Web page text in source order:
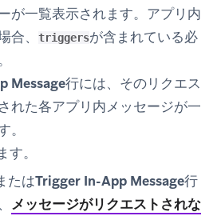
が一覧表示されます。アプリ内
合、
triggersが含まれている必
Message行には、そのリクエス
れた各アプリ内メッセージが一
。
。
たはTrigger In-App Message行
メッセージがリクエストされな